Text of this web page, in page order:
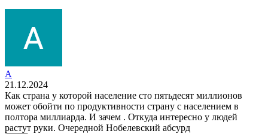
А
21.12.2024
Как страна у которой население сто пятьдесят миллионов
может обойти по продуктивности страну с населением в
полтора миллиарда. И зачем . Откуда интересно у людей
растут руки. Очередной Нобелевский абсурд